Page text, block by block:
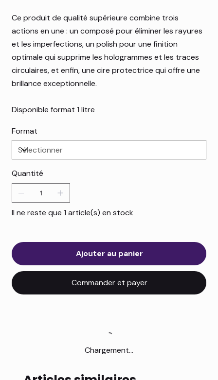
Ce produit de qualité supérieure combine trois
actions en une : un composé pour éliminer les rayures
et les imperfections, un polish pour une finition
optimale qui supprime les hologrammes et les traces
circulaires, et enfin, une cire protectrice qui offre une
brillance exceptionnelle.
Disponible format 1 litre
Format
Quantité
Il ne reste que 1 article(s) en stock
Ajouter au panier
Commander et payer
Chargement...